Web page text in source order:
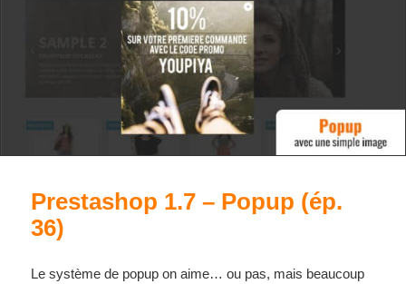
Prestashop 1.7 – Popup (ép.
36)
Le système de popup on aime… ou pas, mais beaucoup